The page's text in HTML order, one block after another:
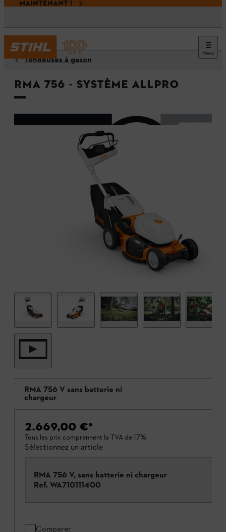
MAINTENANT !
Menu
Tondeuses à gazon
RMA 756 - Système ALLPRO
RMA 756 V sans batterie ni
chargeur
2.669,00 €*
Tous les prix comprennent la TVA de 17%.
Sélectionnez un article
RMA 756 V, sans batterie ni chargeur
Ref. WA710111400
Comparer